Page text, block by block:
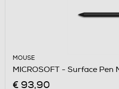
MOUSE
MICROSOFT - Surface Pen
€ 93,90